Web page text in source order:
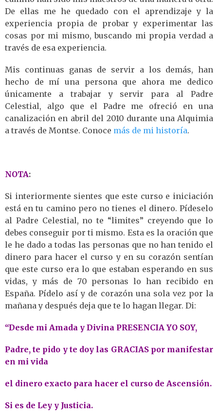
De ellas me he quedado con el aprendizaje y la
experiencia propia de probar y experimentar las
cosas por mi mismo, buscando mi propia verdad a
través de esa experiencia.
Mis continuas ganas de servir a los demás, han
hecho de mí una persona que ahora me dedico
únicamente a trabajar y servir para al Padre
Celestial, algo que el Padre me ofreció en una
canalización en abril del 2010 durante una Alquimia
a través de Montse. Conoce más de mi historía.
NOTA:
Si interiormente sientes que este curso e iniciación
está en tu camino pero no tienes el dinero. Pídeselo
al Padre Celestial, no te “limites” creyendo que lo
debes conseguir por ti mismo. Esta es la oración que
le he dado a todas las personas que no han tenido el
dinero para hacer el curso y en su corazón sentían
que este curso era lo que estaban esperando en sus
vidas, y más de 70 personas lo han recibido en
España. Pídelo así y de corazón una sola vez por la
mañana y después deja que te lo hagan llegar. Di:
“Desde mi Amada y Divina PRESENCIA YO SOY,
Padre, te pido y te doy las GRACIAS por manifestar
en mi vida
el dinero exacto para hacer el curso de Ascensión.
Si es de Ley y Justicia.